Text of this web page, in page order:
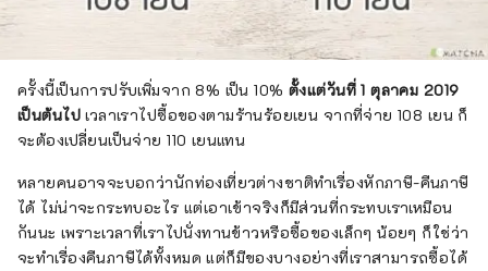
ครั้งนี้เป็นการปรับเพิ่มจาก 8% เป็น 10%ตั้งแต่วันที่ 1 ตุลาคม 2019
เป็นต้นไปเวลาเราไปซื้อของตามร้านร้อยเยน จากที่จ่าย 108 เยน ก็
จะต้องเปลี่ยนเป็นจ่าย 110 เยนแทน
หลายคนอาจจะบอกว่านักท่องเที่ยวต่างชาติทำเรื่องหักภาษี-คืนภาษี
ได้ ไม่น่าจะกระทบอะไร แต่เอาเข้าจริงก็มีส่วนที่กระทบเราเหมือน
กันนะ เพราะเวลาที่เราไปนั่งทานข้าวหรือซื้อของเล็กๆ น้อยๆ ก็ใช่ว่า
จะทำเรื่องคืนภาษีได้ทั้งหมด แต่ก็มีของบางอย่างที่เราสามารถซื้อได้